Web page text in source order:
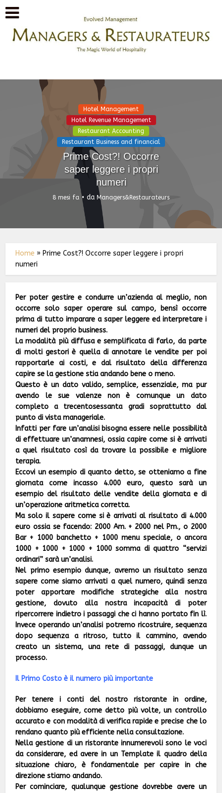
Hotel Management
Hotel Revenue Management
Restaurant Accounting
Restaurant Business and financial
Prime Cost?! Occorre
saper leggere i propri
numeri
8 mesi fa da Managers&Restaurateurs
Home » Prime Cost?! Occorre saper leggere i propri
numeri
Per poter gestire e condurre un’azienda al meglio, non
occorre solo saper operare sul campo, bensì occorre
prima di tutto imparare a saper leggere ed interpretare i
numeri del proprio business.
La modalità più diffusa e semplificata di farlo, da parte
di molti gestori è quella di annotare le vendite per poi
rapportarle ai costi, e dal risultato della differenza
capire se la gestione stia andando bene o meno.
Questo è un dato valido, semplice, essenziale, ma pur
avendo le sue valenze non è comunque un dato
completo a trecentosessanta gradi soprattutto dal
punto di vista manageriale.
Infatti per fare un’analisi bisogna essere nelle possibilità
di effettuare un’anamnesi, ossia capire come si è arrivati
a quel risultato così da trovare la possibile e migliore
terapia.
Eccovi un esempio di quanto detto, se otteniamo a fine
giornata come incasso 4.000 euro, questo sarà un
esempio del risultato delle vendite della giornata e di
un’operazione aritmetica corretta.
Ma solo il sapere come si è arrivati al risultato di 4.000
euro ossia se facendo: 2000 Am. + 2000 nel Pm., o 2000
Bar + 1000 banchetto + 1000 menu speciale, o ancora
1000 + 1000 + 1000 + 1000 somma di quattro “servizi
ordinari” sarà un’analisi.
Nel primo esempio dunque, avremo un risultato senza
sapere come siamo arrivati a quel numero, quindi senza
poter apportare modifiche strategiche alla nostra
gestione, dovuto alla nostra incapacità di poter
ripercorrere indietro i passaggi che ci hanno portato fin lì.
Invece operando un’analisi potremo ricostruire, sequenza
dopo sequenza a ritroso, tutto il cammino, avendo
creato un sistema, una rete di passaggi, dunque un
processo.
Il Primo Costo è il numero più importante
Per tenere i conti del nostro ristorante in ordine,
dobbiamo eseguire, come detto più volte, un controllo
accurato e con modalità di verifica rapide e precise che lo
rendano quanto più efficiente nella consultazione.
Nella gestione di un ristorante innumerevoli sono le voci
da considerare, ed avere in un Template il quadro della
situazione chiaro, è fondamentale per capire in che
direzione stiamo andando.
Per cominciare, qualunque gestione dovrebbe avere un